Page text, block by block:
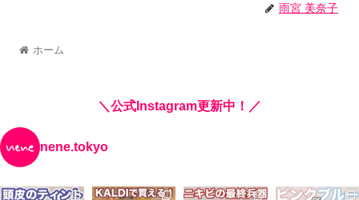
雨宮 美奈子
ホーム
＼公式Instagram更新中！／
nene.tokyo